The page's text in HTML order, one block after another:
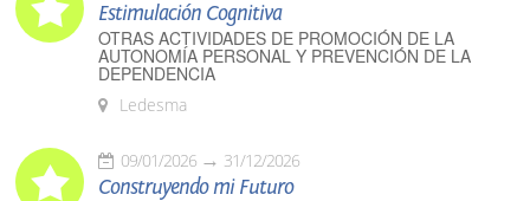
Estimulación Cognitiva
OTRAS ACTIVIDADES DE PROMOCIÓN DE LA
AUTONOMÍA PERSONAL Y PREVENCIÓN DE LA
DEPENDENCIA
Ledesma
09/01/2026 31/12/2026
Construyendo mi Futuro